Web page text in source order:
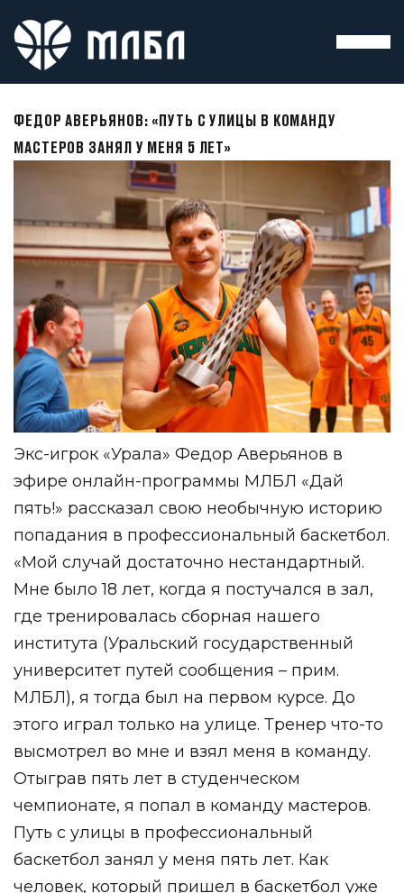
ФЕДОР АВЕРЬЯНОВ: «ПУТЬ С УЛИЦЫ В КОМАНДУ
МАСТЕРОВ ЗАНЯЛ У МЕНЯ 5 ЛЕТ»
Экс-игрок «Урала» Федор Аверьянов в
эфире онлайн-программы МЛБЛ «Дай
пять!» рассказал свою необычную историю
попадания в профессиональный баскетбол.
«Мой случай достаточно нестандартный.
Мне было 18 лет, когда я постучался в зал,
где тренировалась сборная нашего
института (Уральский государственный
университет путей сообщения – прим.
МЛБЛ), я тогда был на первом курсе. До
этого играл только на улице. Тренер что-то
высмотрел во мне и взял меня в команду.
Отыграв пять лет в студенческом
чемпионате, я попал в команду мастеров.
Путь с улицы в профессиональный
баскетбол занял у меня пять лет. Как
человек, который пришел в баскетбол уже